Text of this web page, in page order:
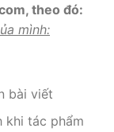
theo đó:
mình:
bài viết
khi tác phẩm